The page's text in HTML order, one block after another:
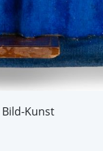
Kunst